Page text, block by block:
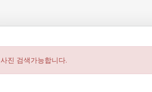
진 검색가능합니다.